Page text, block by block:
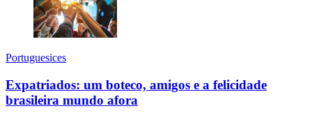
Portuguesices
Expatriados: um boteco, amigos e a felicidade
brasileira mundo afora